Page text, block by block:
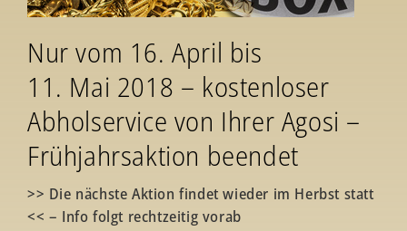
Nur vom 16. April bis
11. Mai 2018 – kostenloser
Abholservice von Ihrer Agosi –
Frühjahrsaktion beendet
>> Die nächste Aktion findet wieder im Herbst statt
<< – Info folgt rechtzeitig vorab